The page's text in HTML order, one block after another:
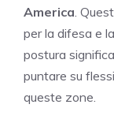
America.
per la difesa e
postura
puntare su
queste zone.